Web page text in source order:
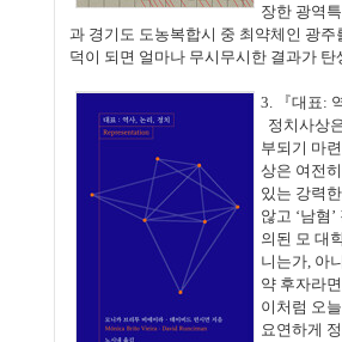
장한 광역
과 경기도 도농복합시 중 최약체인 광
덕이 되면 얼마나 무시무시한 결과가
3. 『대표:
정치사상
부되기 마
상은 여전
있는 강력
않고 ‘남혐 ’
의된 모 대
니는가, 아
약 후자라
이처럼 오
요연하게